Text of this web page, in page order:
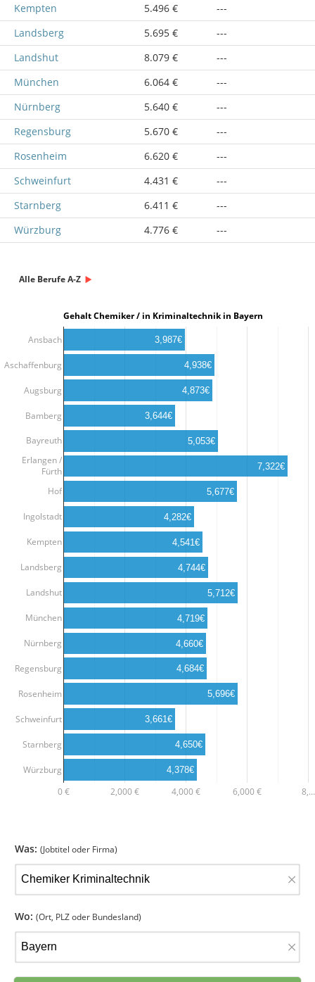
Kempten
5.496 €
---
Landsberg
5.695 €
---
Landshut
8.079 €
---
München
6.064 €
---
Nürnberg
5.640 €
---
Regensburg
5.670 €
---
Rosenheim
6.620 €
---
Schweinfurt
4.431 €
---
Starnberg
6.411 €
---
Würzburg
4.776 € ---
Alle Berufe A-Z
Gehalt Chemiker / in Kriminaltechnik in Bayern
0 € 2,000 € 4,000 € 6,000 € 8,…
Ansbach
Aschaffenburg
Augsburg
Bamberg
Bayreuth
Erlangen /
Fürth
Hof
Ingolstadt
Kempten
Landsberg
Landshut
München
Nürnberg
Regensburg
Rosenheim
Schweinfurt
Starnberg
Würzburg
3,987€
4,938€
4,873€
3,644€
5,053€
7,322€
5,677€
4,282€
4,541€
4,744€
5,712€
4,719€
4,660€
4,684€
5,696€
3,661€
4,650€
4,378€
Was: (Jobtitel oder Firma)
×
Wo: (Ort, PLZ oder Bundesland)
×